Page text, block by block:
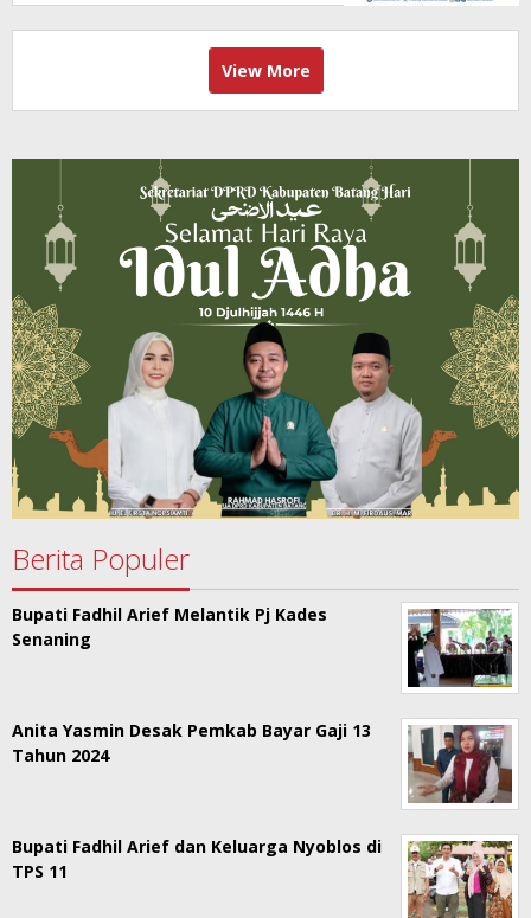
View More
Berita Populer
Bupati Fadhil Arief Melantik Pj Kades
Senaning
Anita Yasmin Desak Pemkab Bayar Gaji 13
Tahun 2024
Bupati Fadhil Arief dan Keluarga Nyoblos di
TPS 11